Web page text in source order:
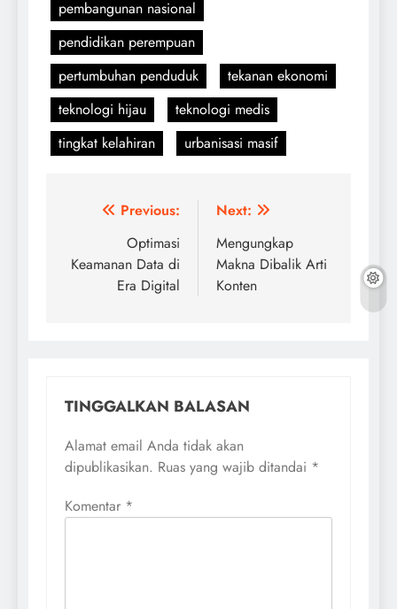
pembangunan nasional
pendidikan perempuan
pertumbuhan penduduk
tekanan ekonomi
teknologi hijau
teknologi medis
tingkat kelahiran
urbanisasi masif
NavigasiPrevious:
Optimasi
Keamanan Data di
Era Digital
Next:
Mengungkap
Makna Dibalik Arti
Konten
TINGGALKAN BALASAN
Alamat email Anda tidak akan
dipublikasikan. Ruas yang wajib ditandai *
Komentar *